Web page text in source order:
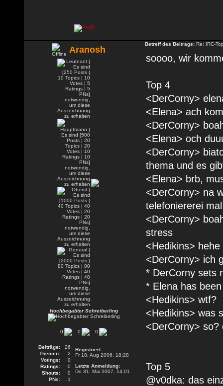
Aranosh
Hochbegabter Schreiberling
0 0 0
Beiträge:
26
Themen:
2
Votings:
0
Ratings:
0
Shouts:
0
PNs:
1
Registriert:
Fr 18. Aug 2006, 18:28
Letzte Anmeldung:
Do 31. Mai 2007, 14:01
Betreff des Beitrags: Re: IRC-
soooo, wir
Top 4
<DerCorny>
<Elena> ach
<DerCorny>
<Elena> och
<DerCorny>
thema und es
<Elena> brb,
<DerCorny> na
telefoniererei
<DerCorny>
stress
<Hedikins> hehe
<DerCorny> ich
* DerCorny sets
* Elena has
<Hedikins> wtf?
<Hedikins> was
<DerCorny> so?
Top 5
@v0dka: das